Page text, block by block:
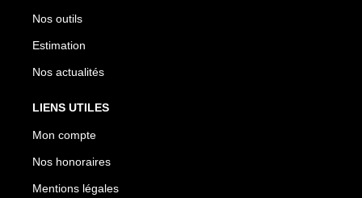
Nos outils
Estimation
Nos actualités
LIENS UTILES
Mon compte
Nos honoraires
Mentions légales